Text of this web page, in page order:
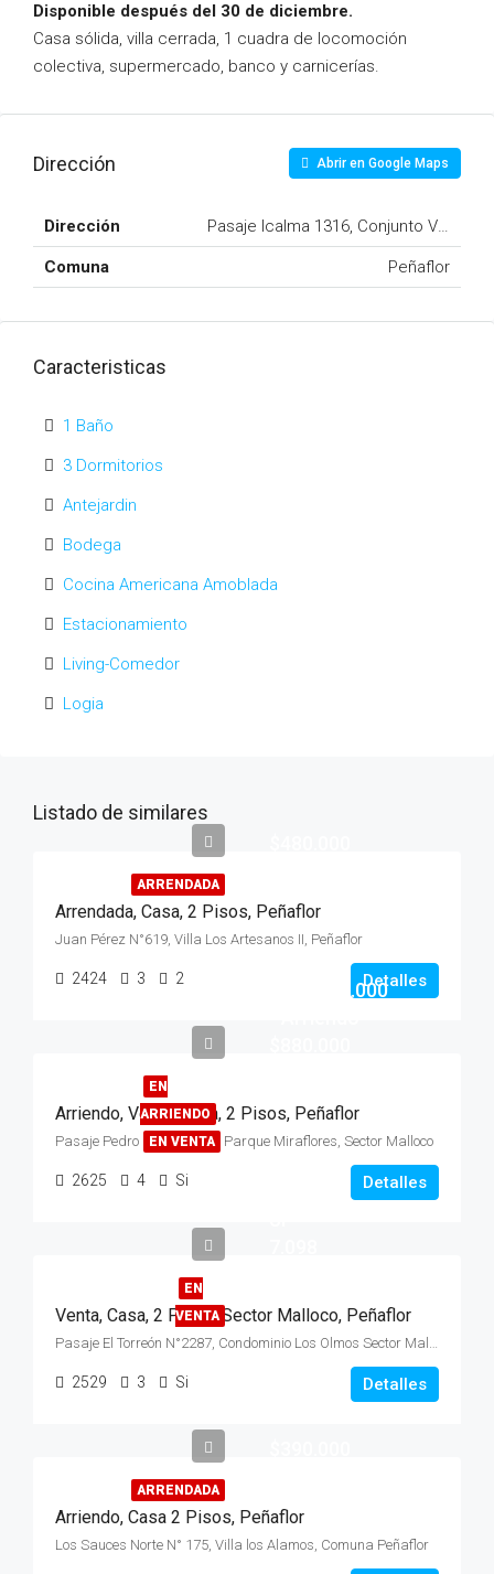
Disponible después del 30 de diciembre.
Casa sólida, villa cerrada, 1 cuadra de locomoción
colectiva, supermercado, banco y carnicerías.
Dirección Abrir en Google Maps
Dirección Pasaje Icalma 1316, Conjunto
Comuna Peñaflor
Caracteristicas
1 Baño
3 Dormitorios
Antejardin
Bodega
Cocina Americana Amoblada
Estacionamiento
Living-Comedor
Logia
Listado de similares
ARRENDADA
Arrendada, Casa, 2 Pisos, Peñaflor
Juan Pérez N°619, Villa Los Artesanos II, Peñaflor
2424 3 2 Detalles
EN
ARRIENDO
EN VENTA
$220.000.000
Arriendo, Venta, Casa, 2 Pisos, Peñaflor
Pasaje Pedro Lira N°2045, Parque Miraflores, Sector Malloco
2625 4 Si Detalles
EN
VENTA
Venta, Casa, 2 Pisos, Sector Malloco, Peñaflor
Pasaje El Torreón N°2287, Condominio Los Olmos Sector Malloco
2529 3 Si Detalles
ARRENDADA
Arriendo, Casa 2 Pisos, Peñaflor
Los Sauces Norte N° 175, Villa los Alamos, Comuna Peñaflor